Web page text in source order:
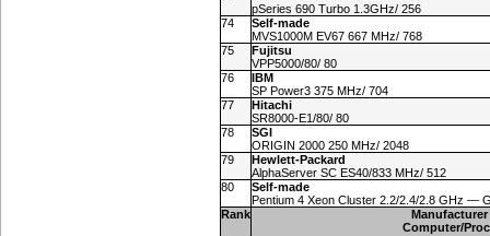
pSeries 690 Turbo 1.3GHz/ 256
74
Self-made
MVS1000M EV67 667 MHz/ 768
75
Fujitsu
VPP5000/80/ 80
76
IBM
SP Power3 375 MHz/ 704
77
Hitachi
SR8000-E1 /80/ 80
78
SGI
ORIGIN 2000 250 MHz/ 2048
79
Hewlett-Packard
AlphaServer SC ES40/833 MHz/ 512
80
Self-made
Pentium 4 Xeon Cluster 2.2/2.4/2.8 GHz —
Rank
Manufacturer
Computer/